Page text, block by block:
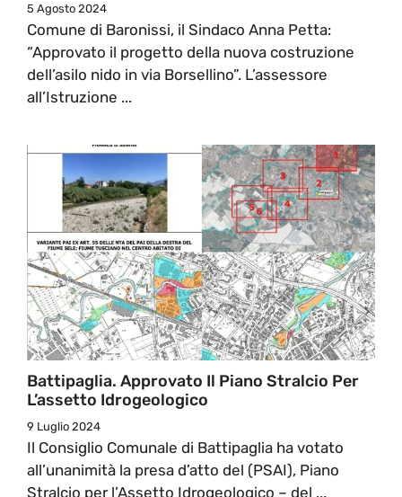
5 Agosto 2024
Comune di Baronissi, il Sindaco Anna Petta:
“Approvato il progetto della nuova costruzione
dell’asilo nido in via Borsellino”. L’assessore
all’Istruzione ...
Battipaglia. Approvato Il Piano Stralcio Per
L’assetto Idrogeologico
9 Luglio 2024
Il Consiglio Comunale di Battipaglia ha votato
all’unanimità la presa d’atto del (PSAI), Piano
Stralcio per l’Assetto Idrogeologico – del ...